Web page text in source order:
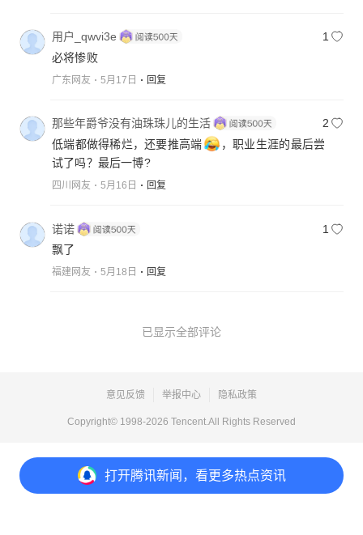
打开腾讯新闻，看更多热点资讯
用户_qwvi3e
1
必将惨败
广东网友 5月17日 回复
那些年爵爷没有油珠珠儿的生活
2
低端都做得稀烂，还要推高端
，职业生涯的最后尝
试了吗？最后一博?
四川网友 5月16日 回复
诺诺
1
飘了
福建网友 5月18日 回复
已显示全部评论
意见反馈 举报中心 隐私政策
Copyright© 1998-2026 Tencent.All Rights Reserved